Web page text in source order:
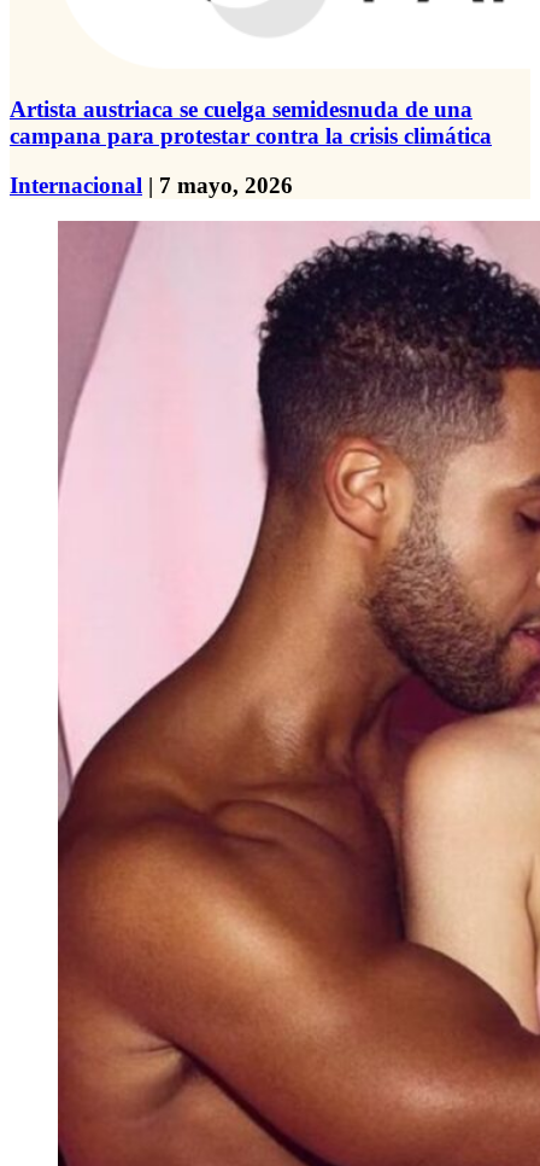
Artista austriaca se cuelga semidesnuda de una
campana para protestar contra la crisis climática
Internacional | 7 mayo, 2026